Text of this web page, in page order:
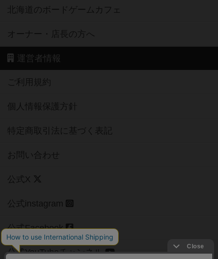
北海道のボードゲームカフェ
オーナー・店長の方へ
運営者情報
ご利用規約
個人情報保護方針
特定商取引法に基づく表記
お問い合わせ
公式X
公式instagram
公式Facebook
公式YouTubeチャンネル